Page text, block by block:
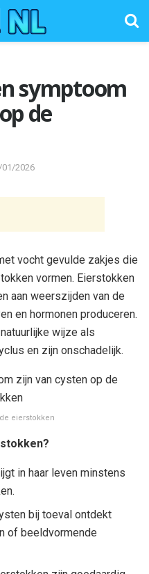
symptoom
de
01/2026
vocht gevulde zakjes die
vormen. Eierstokken
aan weerszijden van de
en hormonen produceren.
wijze als
en zijn onschadelijk.
eierstokken
in haar leven minstens
bij toeval ontdekt
of beeldvormende